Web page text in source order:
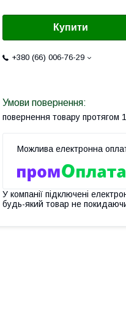
Купити
+380 (66) 006-76-29
повернення товару протягом
У компанії підключені
будь-який товар не